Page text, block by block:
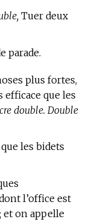
Tuer deux
parade.
plus fortes,
efficace que les
double. Double
les bidets
l’office est
et on appelle